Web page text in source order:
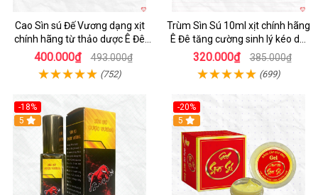
Cao Sìn sú Đế Vương dạng xịt
chính hãng từ thảo dược Ê Đê
Việt Nam
400.000₫ 493.000₫
(752)
Trùm Sìn Sú 10ml xịt chính hãng
Ê Đê tăng cường sinh lý kéo dài
quan hệ
320.000₫ 385.000₫
(699)
-18%
5
-20%
5